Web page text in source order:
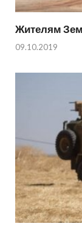
Жителям
09.10.2019